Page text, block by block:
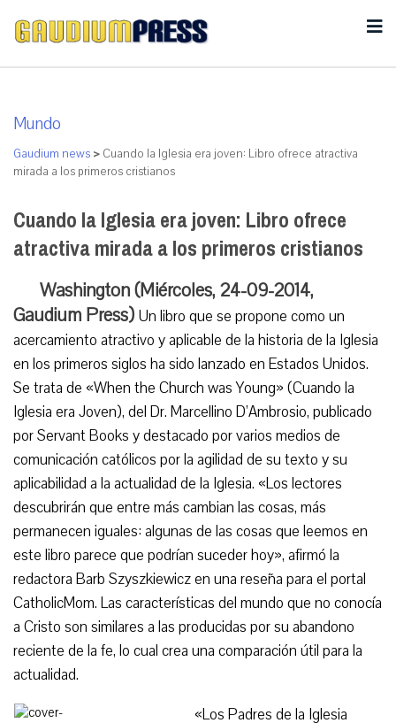
Mundo
Gaudium news > Cuando la Iglesia era joven: Libro ofrece atractiva
mirada a los primeros cristianos
Cuando la Iglesia era joven: Libro ofrece
atractiva mirada a los primeros cristianos
Washington (Miércoles, 24-09-2014,
Gaudium Press) Un libro que se propone como un
acercamiento atractivo y aplicable de la historia de la Iglesia
en los primeros siglos ha sido lanzado en Estados Unidos.
Se trata de «When the Church was Young» (Cuando la
Iglesia era Joven), del Dr. Marcellino D’Ambrosio, publicado
por Servant Books y destacado por varios medios de
comunicación católicos por la agilidad de su texto y su
aplicabilidad a la actualidad de la Iglesia. «Los lectores
descubrirán que entre más cambian las cosas, más
permanecen iguales: algunas de las cosas que leemos en
este libro parece que podrían suceder hoy», afirmó la
redactora Barb Szyszkiewicz en una reseña para el portal
CatholicMom. Las características del mundo que no conocía
a Cristo son similares a las producidas por su abandono
reciente de la fe, lo cual crea una comparación útil para la
actualidad.
«Los Padres de la Iglesia